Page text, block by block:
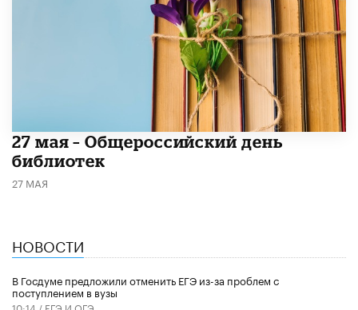
​27 мая – Общероссийский день
библиотек
27 МАЯ
НОВОСТИ
В Госдуме предложили отменить ЕГЭ из-за проблем с
поступлением в вузы